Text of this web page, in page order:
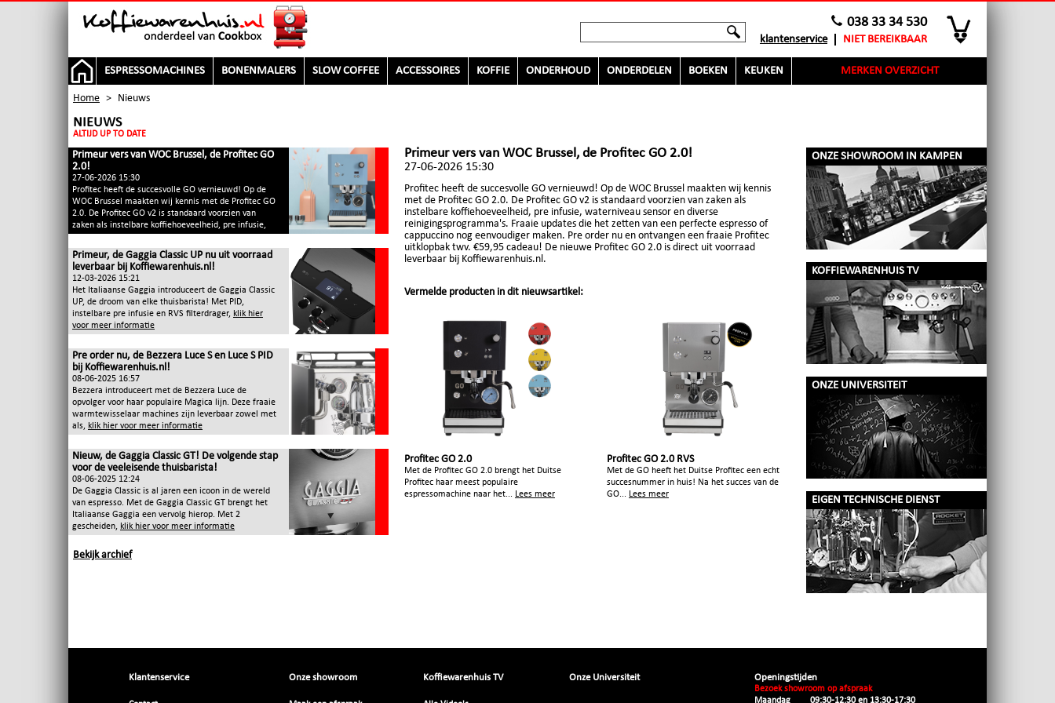
038 33 34 530
klantenservice NIET BEREIKBAAR
ESPRESSOMACHINES BONENMALERS SLOW COFFEE ACCESSOIRES KOFFIE ONDERHOUD ONDERDELEN BOEKEN KEUKEN MERKEN OVERZICHT
Home > Nieuws
NIEUWS
ALTIJD UP TO DATE
Primeur vers van WOC Brussel, de Profitec GO
2.0!
27-06-2026 15:30
Profitec heeft de succesvolle GO vernieuwd! Op de
WOC Brussel maakten wij kennis met de Profitec GO
2.0. De Profitec GO v2 is standaard voorzien van
zaken als instelbare koffiehoeveelheid, pre infusie,
Primeur, de Gaggia Classic UP nu uit voorraad
leverbaar bij Koffiewarenhuis.nl!
12-03-2026 15:21
Het Italiaanse Gaggia introduceert de Gaggia Classic
UP, de droom van elke thuisbarista! Met PID,
instelbare pre infusie en RVS filterdrager, klik hier
voor meer informatie
Pre order nu, de Bezzera Luce S en Luce S PID
bij Koffiewarenhuis.nl!
08-06-2025 16:57
Bezzera introduceert met de Bezzera Luce de
opvolger voor haar populaire Magica lijn. Deze fraaie
warmtewisselaar machines zijn leverbaar zowel met
als, klik hier voor meer informatie
Nieuw, de Gaggia Classic GT! De volgende stap
voor de veeleisende thuisbarista!
08-06-2025 12:24
De Gaggia Classic is al jaren een icoon in de wereld
van espresso. Met de Gaggia Classic GT brengt het
Italiaanse Gaggia een vervolg hierop. Met 2
gescheiden, klik hier voor meer informatie
Bekijk archief
Primeur vers van WOC Brussel, de Profitec GO 2.0!
27-06-2026 15:30
Profitec heeft de succesvolle GO vernieuwd! Op de WOC Brussel maakten wij kennis
met de Profitec GO 2.0. De Profitec GO v2 is standaard voorzien van zaken als
instelbare koffiehoeveelheid, pre infusie, waterniveau sensor en diverse
reinigingsprogramma's. Fraaie updates die het zetten van een perfecte espresso of
cappuccino nog eenvoudiger maken. Pre order nu en ontvangen een fraaie Profitec
uitklopbak twv. €59,95 cadeau! De nieuwe Profitec GO 2.0 is direct uit voorraad
leverbaar bij Koffiewarenhuis.nl.
Vermelde producten in dit nieuwsartikel:
Profitec GO 2.0
Met de Profitec GO 2.0 brengt het Duitse
Profitec haar meest populaire
espressomachine naar het... Lees meer
Profitec GO 2.0 RVS
Met de GO heeft het Duitse Profitec een echt
succesnummer in huis! Na het succes van de
GO... Lees meer
ONZE SHOWROOM IN KAMPEN
KOFFIEWARENHUIS TV
ONZE UNIVERSITEIT
EIGEN TECHNISCHE DIENST
Klantenservice Onze showroom Koffiewarenhuis TV Onze Universiteit Openingstijden
Bezoek showroom op afspraak
Maandag
09:30-12:30 en 13:30-17:30